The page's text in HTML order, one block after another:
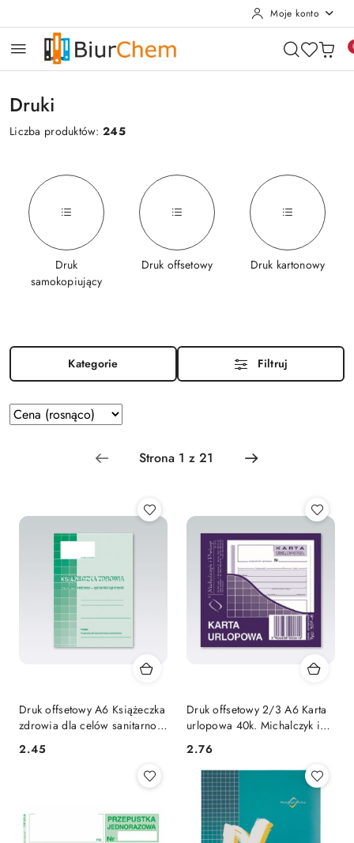
Moje konto
Druki
Liczba produktów:245
Druk
samokopiujący
Druk offsetowy Druk kartonowy
Kategorie Filtruj
Zastosowano
sortowanie:
Sortuj
według
Druk offsetowy A6 Książeczka
zdrowia dla celów sanitarno-
epidemiologicznych 8k.
Michalczyk i Prokop (530-5)
Cena:
2.45
Druk offsetowy 2/3 A6 Karta
urlopowa 40k. Michalczyk i
Prokop (507-6)
Cena:
2.76